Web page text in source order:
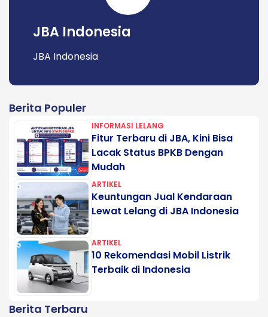
JBA Indonesia
JBA Indonesia
Berita Populer
INFORMASI LELANG
Fitur Terbaru di JBA, Kini Bisa
Lacak Status BPKB Dengan
Mudah
ARTIKEL
Keuntungan Jual Kendaraan
Lewat Lelang di JBA Indonesia
ARTIKEL
10 Rekomendasi Mobil Listrik
Terbaik di Indonesia
Berita Terbaru